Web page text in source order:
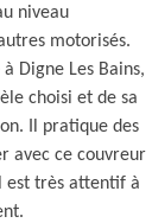
niveau
motorisés.
Digne Les Bains,
choisi et de sa
Il pratique des
avec ce couvreur
est très attentif à